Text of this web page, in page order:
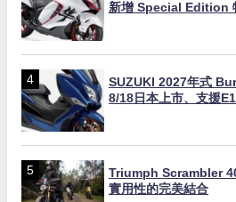
新增 Special Edition
SUZUKI 2027年式
8/18日本上市、支援
Triumph Scrambler
實用性的完美結合